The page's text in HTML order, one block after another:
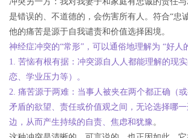
是错误的、不道德的，会伤害所有人。符合“忠
他的痛苦是源于自我谴责和价值选择困境。
神经症冲突的“常形”，可以通俗地理解为 “好人
1. 苦恼有根有据：冲突源自人人都能理解的现
恋、学业压力等）。
2. 痛苦源于两难：当事人被夹在两个都正确（
矛盾的欲望、责任或价值观之间，无论选择哪
边，从而产生持续的自责、焦虑和犹豫。